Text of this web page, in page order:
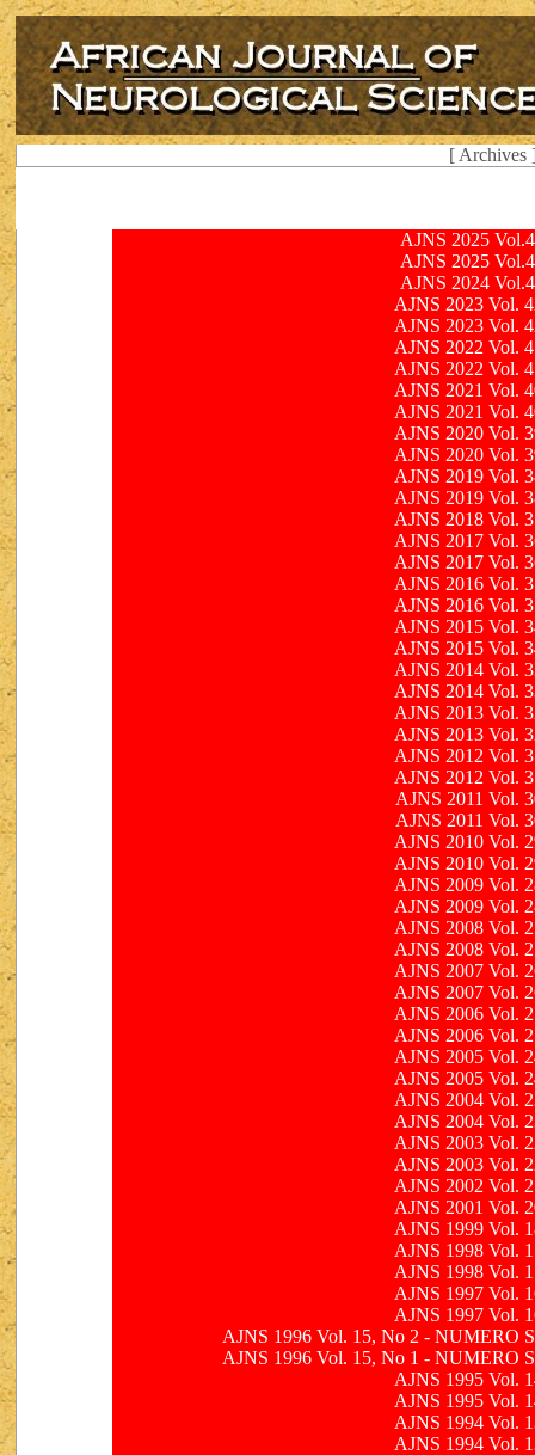
[ Archives
AJNS 2025
AJNS 2025
AJNS 2024
AJNS 2023 Vol.
AJNS 2023 Vol.
AJNS 2022 Vol.
AJNS 2022 Vol.
AJNS 2021 Vol.
AJNS 2021 Vol.
AJNS 2020 Vol.
AJNS 2020 Vol.
AJNS 2019 Vol.
AJNS 2019 Vol.
AJNS 2018 Vol.
AJNS 2017 Vol.
AJNS 2017 Vol.
AJNS 2016 Vol.
AJNS 2016 Vol.
AJNS 2015 Vol.
AJNS 2015 Vol.
AJNS 2014 Vol.
AJNS 2014 Vol.
AJNS 2013 Vol.
AJNS 2013 Vol.
AJNS 2012 Vol.
AJNS 2012 Vol.
AJNS 2011 Vol.
AJNS 2011 Vol.
AJNS 2010 Vol.
AJNS 2010 Vol.
AJNS 2009 Vol.
AJNS 2009 Vol.
AJNS 2008 Vol.
AJNS 2008 Vol.
AJNS 2007 Vol.
AJNS 2007 Vol.
AJNS 2006 Vol.
AJNS 2006 Vol.
AJNS 2005 Vol.
AJNS 2005 Vol.
AJNS 2004 Vol.
AJNS 2004 Vol.
AJNS 2003 Vol.
AJNS 2003 Vol.
AJNS 2002 Vol.
AJNS 2001 Vol.
AJNS 1999 Vol.
AJNS 1998 Vol.
AJNS 1998 Vol.
AJNS 1997 Vol.
AJNS 1997 Vol.
AJNS 1996 Vol. 15, No 2 - NUMERO
AJNS 1996 Vol. 15, No 1 - NUMERO
AJNS 1995 Vol.
AJNS 1995 Vol.
AJNS 1994 Vol.
AJNS 1994 Vol.